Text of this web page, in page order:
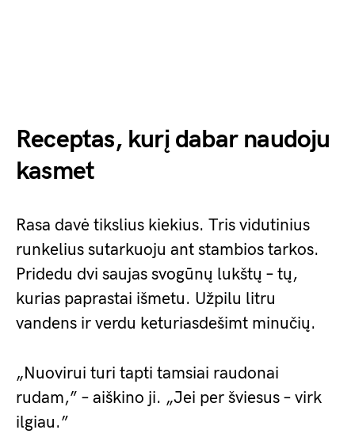
Receptas, kurį dabar naudoju
kasmet
Rasa davė tikslius kiekius. Tris vidutinius
runkelius sutarkuoju ant stambios tarkos.
Pridedu dvi saujas svogūnų lukštų – tų,
kurias paprastai išmetu. Užpilu litru
vandens ir verdu keturiasdešimt minučių.
„Nuovirui turi tapti tamsiai raudonai
rudam,” – aiškino ji. „Jei per šviesus – virk
ilgiau.”